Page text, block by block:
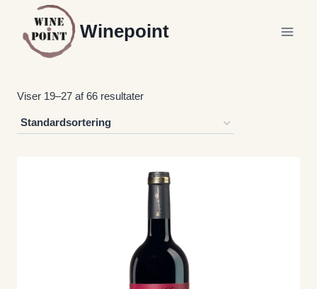
Fortsæt
indhold
Winepoint
Viser 19–27 af 66 resultater